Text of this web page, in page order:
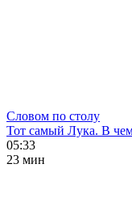
Словом по столу
Тот самый Лука. В
05:33
23 мин